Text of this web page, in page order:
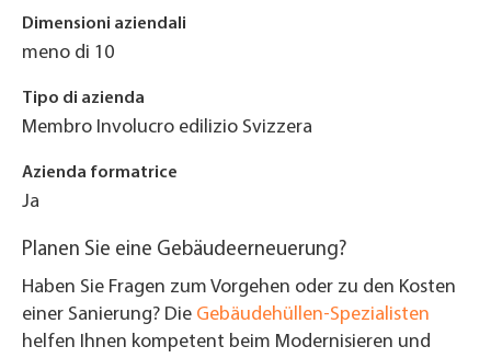
Dimensioni aziendali
meno di 10
Tipo di azienda
Membro Involucro edilizio Svizzera
Azienda formatrice
Ja
Planen Sie eine Gebäudeerneuerung?
Haben Sie Fragen zum Vorgehen oder zu den Kosten
einer Sanierung? Die Gebäudehüllen-Spezialisten
helfen Ihnen kompetent beim Modernisieren und